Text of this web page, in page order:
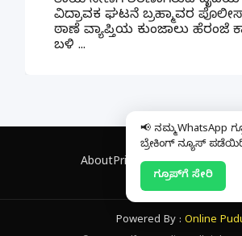
ವಿದ್ರಾವಕ ಘಟನೆ ಬ್ರಹ್ಮಾವರ
ಠಾಣೆ ವ್ಯಾಪ್ತಿಯ ಕುಂಜಾಲು ಹೆರಂಜೆ
ಬಳಿ ...
AboutPrivacy PolicyContact
Powered By : Online
📢 ನಮ್ಮ WhatsApp
ಬ್ರೇಕಿಂಗ್ ನ್ಯೂಸ್
ಗ್ರೂಪ್‌ಗೆ ಸೇರಿ